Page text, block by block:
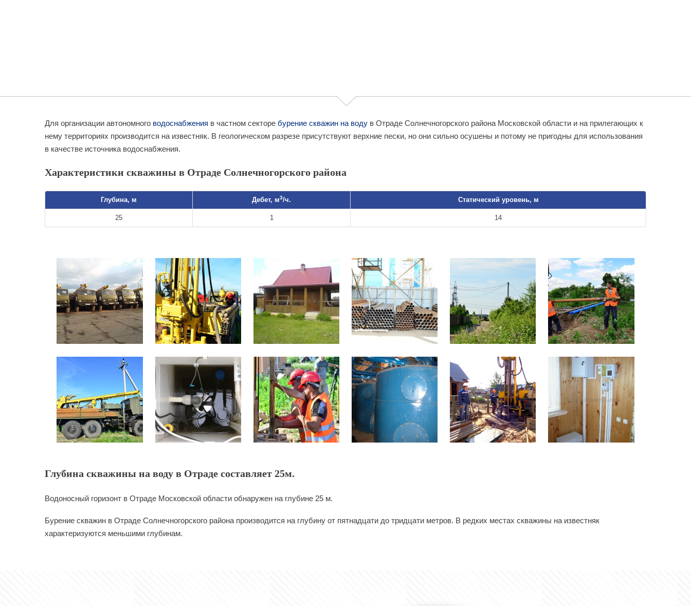
Для организации автономного водоснабжения в частном секторе бурение скважин на воду в Отраде Солнечногорского района Московской области и на прилегающих к
нему территориях производится на известняк. В геологическом разрезе присутствуют верхние пески, но они сильно осушены и потому не пригодны для использования
в качестве источника водоснабжения.
Характеристики скважины в Отраде Солнечногорского района
Глубина, м Дебет, м3/ч. Статический уровень, м
25 1 14
Глубина скважины на воду в Отраде составляет 25м.
Водоносный горизонт в Отраде Московской области обнаружен на глубине 25 м.
Бурение скважин в Отраде Солнечногорского района производится на глубину от пятнадцати до тридцати метров. В редких местах скважины на известняк
характеризуются меньшими глубинам.